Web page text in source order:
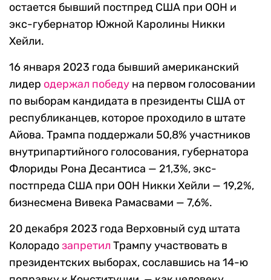
остается бывший постпред США при ООН и
экс-губернатор Южной Каролины Никки
Хейли.
16 января 2023 года бывший американский
лидер одержал победу на первом голосовании
по выборам кандидата в президенты США от
республиканцев, которое проходило в штате
Айова. Трампа поддержали 50,8% участников
внутрипартийного голосования, губернатора
Флориды Рона Десантиса — 21,3%, экс-
постпреда США при ООН Никки Хейли — 19,2%,
бизнесмена Вивека Рамасвами — 7,6%.
20 декабря 2023 года Верховный суд штата
Колорадозапретил Трампу участвовать в
президентских выборах, сославшись на 14-ю